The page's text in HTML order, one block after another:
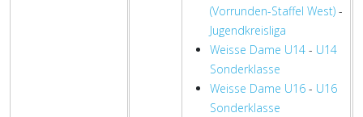
(Vorrunden-Staffel West)-
Jugendkreisliga
Weisse Dame U14- U14
Sonderklasse
Weisse Dame U16- U16
Sonderklasse